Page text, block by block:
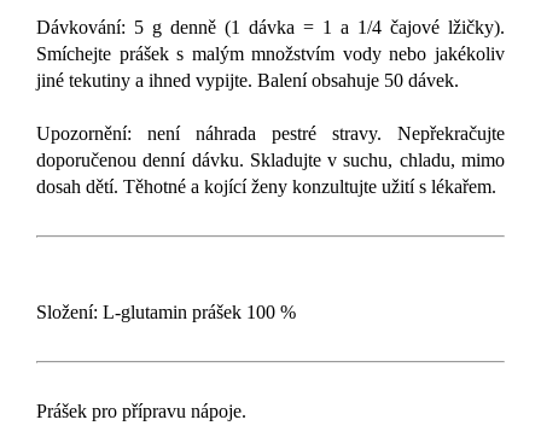
Dávkování: 5 g denně (1 dávka = 1 a 1/4 čajové lžičky).
Smíchejte prášek s malým množstvím vody nebo jakékoliv
jiné tekutiny a ihned vypijte. Balení obsahuje 50 dávek.
Upozornění: není náhrada pestré stravy. Nepřekračujte
doporučenou denní dávku. Skladujte v suchu, chladu, mimo
dosah dětí. Těhotné a kojící ženy konzultujte užití s lékařem.
Složení: L-glutamin prášek 100 %
Prášek pro přípravu nápoje.